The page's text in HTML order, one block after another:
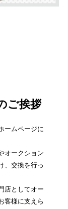
ご挨拶
ームページに
オークション
、交換を行っ
店としてオー
客様に支えら